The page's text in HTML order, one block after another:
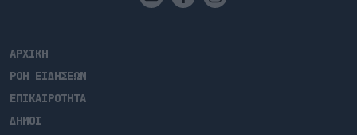
ΑΡΧΙΚΗ
ΡΟΗ ΕΙΔΗΣΕΩΝ
ΕΠΙΚΑΙΡΟΤΗΤΑ
ΔΗΜΟΙ